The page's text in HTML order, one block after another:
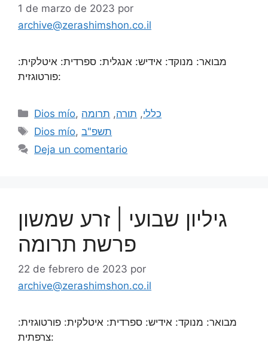
1 de marzo de 2023 por
archive@zerashimshon.co.il
מבואר: מנוקד: אידיש: אנגלית: ספרדית: איטלקית:
פורטוגזית:
Dios mío, כללי, תורה, תרומה
Dios mío,תשפ"ב
Deja un comentario
גיליון שבועי | זרע שמשון
פרשת תרומה
22 de febrero de 2023 por
archive@zerashimshon.co.il
מבואר: מנוקד: אידיש: ספרדית: איטלקית: פורטוגזית:
צרפתית: